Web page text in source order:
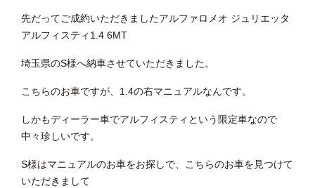
先だってご成約いただきましたアルファロメオ ジュリエッタ
アルフィスティ1.4 6MT
埼玉県のS様へ納車させていただきました。
こちらのお車ですが、1.4の右マニュアルなんです。
しかもディーラー車でアルフィスティという限定車なので
中々珍しいです。
S様はマニュアルのお車をお探しで、こちらのお車を見つけて
いただきまして